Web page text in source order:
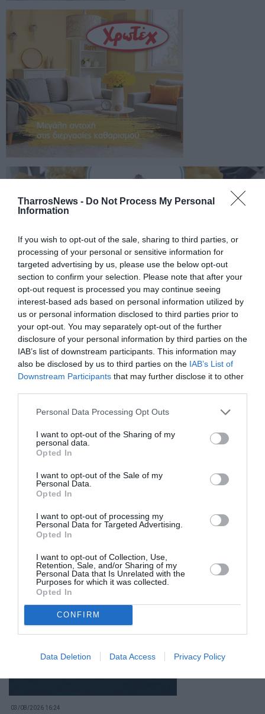
TharrosNews - Do Not Process My Personal
Information
If you wish to opt-out of the sale, sharing to third parties, or
processing of your personal or sensitive information for
targeted advertising by us, please use the below opt-out
section to confirm your selection. Please note that after your
opt-out request is processed you may continue seeing
interest-based ads based on personal information utilized by
us or personal information disclosed to third parties prior to
your opt-out. You may separately opt-out of the further
disclosure of your personal information by third parties on the
IAB’s list of downstream participants. This information may
also be disclosed by us to third parties on the IAB’s List of
Downstream Participants that may further disclose it to other
Personal Data Processing Opt Outs
I want to opt-out of the Sharing of my
personal data.
Opted In
I want to opt-out of the Sale of my
Personal Data.
Opted In
I want to opt-out of processing my
Personal Data for Targeted Advertising.
Opted In
I want to opt-out of Collection, Use,
Retention, Sale, and/or Sharing of my
Personal Data that Is Unrelated with the
Purposes for which it was collected.
Opted In
CONFIRM
Data Deletion Data Access Privacy Policy
Σχετικά Άρθρα
«Τη συνείδηση κάθε πολύχρωμης πεταλούδας τη
βαραίνει ο θάνατος μιας κάμπιας»
03/08/2026 16:24